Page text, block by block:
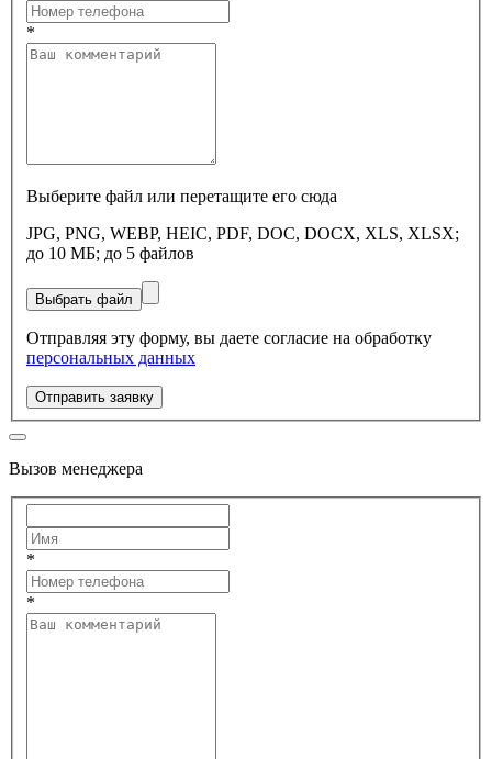
*
Выберите файл или перетащите его сюда
JPG, PNG, WEBP, HEIC, PDF, DOC, DOCX, XLS, XLSX;
до 10 МБ; до 5 файлов
Выбрать файл
Отправляя эту форму, вы даете согласие на обработку
персональных данных
Отправить заявку
Вызов менеджера
*
*